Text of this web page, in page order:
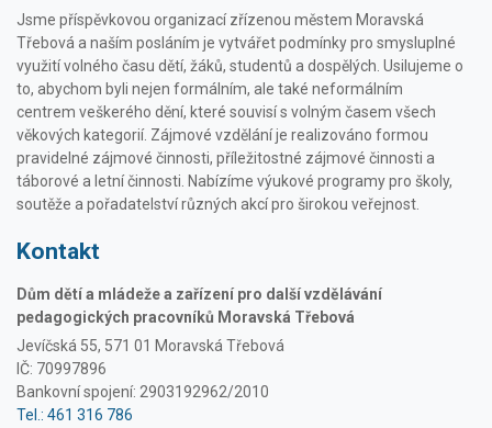
Jsme příspěvkovou organizací zřízenou městem Moravská
Třebová a naším posláním je vytvářet podmínky pro smysluplné
využití volného času dětí, žáků, studentů a dospělých. Usilujeme o
to, abychom byli nejen formálním, ale také neformálním
centrem veškerého dění, které souvisí s volným časem všech
věkových kategorií. Zájmové vzdělání je realizováno formou
pravidelné zájmové činnosti, příležitostné zájmové činnosti a
táborové a letní činnosti. Nabízíme výukové programy pro školy,
soutěže a pořadatelství různých akcí pro širokou veřejnost.
Kontakt
Dům dětí a mládeže a zařízení pro další vzdělávání
pedagogických pracovníků Moravská Třebová
Jevíčská 55, 571 01 Moravská Třebová
IČ: 70997896
Bankovní spojení: 2903192962/2010
Tel.: 461 316 786